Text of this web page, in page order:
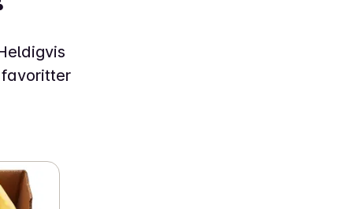
favoritter